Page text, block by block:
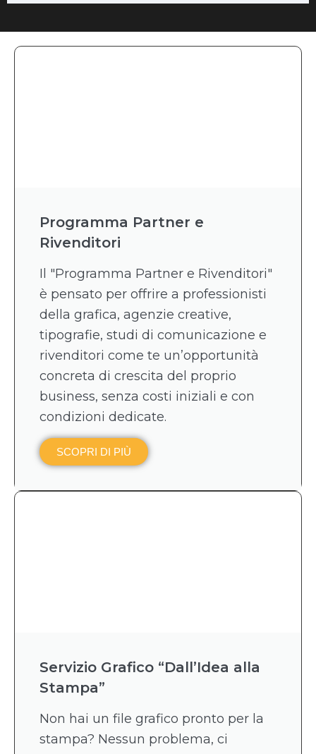
Programma Partner e
Rivenditori
Il "Programma Partner e Rivenditori"
è pensato per offrire a professionisti
della grafica, agenzie creative,
tipografie, studi di comunicazione e
rivenditori come te un’opportunità
concreta di crescita del proprio
business, senza costi iniziali e con
condizioni dedicate.
SCOPRI DI PIÙ
Servizio Grafico “Dall’Idea alla
Stampa”
Non hai un file grafico pronto per la
stampa? Nessun problema, ci